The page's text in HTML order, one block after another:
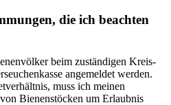
die ich beachten
beim zuständigen Kreis-
angemeldet werden.
muss ich meinen
Bienenstöcken um Erlaubnis